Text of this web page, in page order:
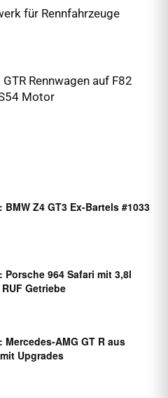
für Rennfahrzeuge
GTR Rennwagen auf F82
Motor
BMW Z4 GT3 Ex-Bartels #1033
Porsche 964 Safari mit 3,8l
Getriebe
Mercedes-AMG GT R aus
Upgrades